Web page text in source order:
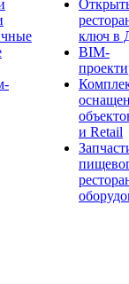
ключ в
BIM-
и Retail